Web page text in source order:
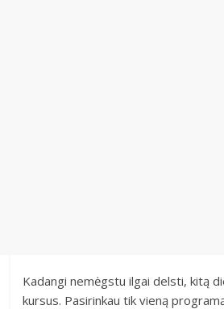
Kadangi nemėgstu ilgai delsti, kitą
kursus. Pasirinkau tik vieną